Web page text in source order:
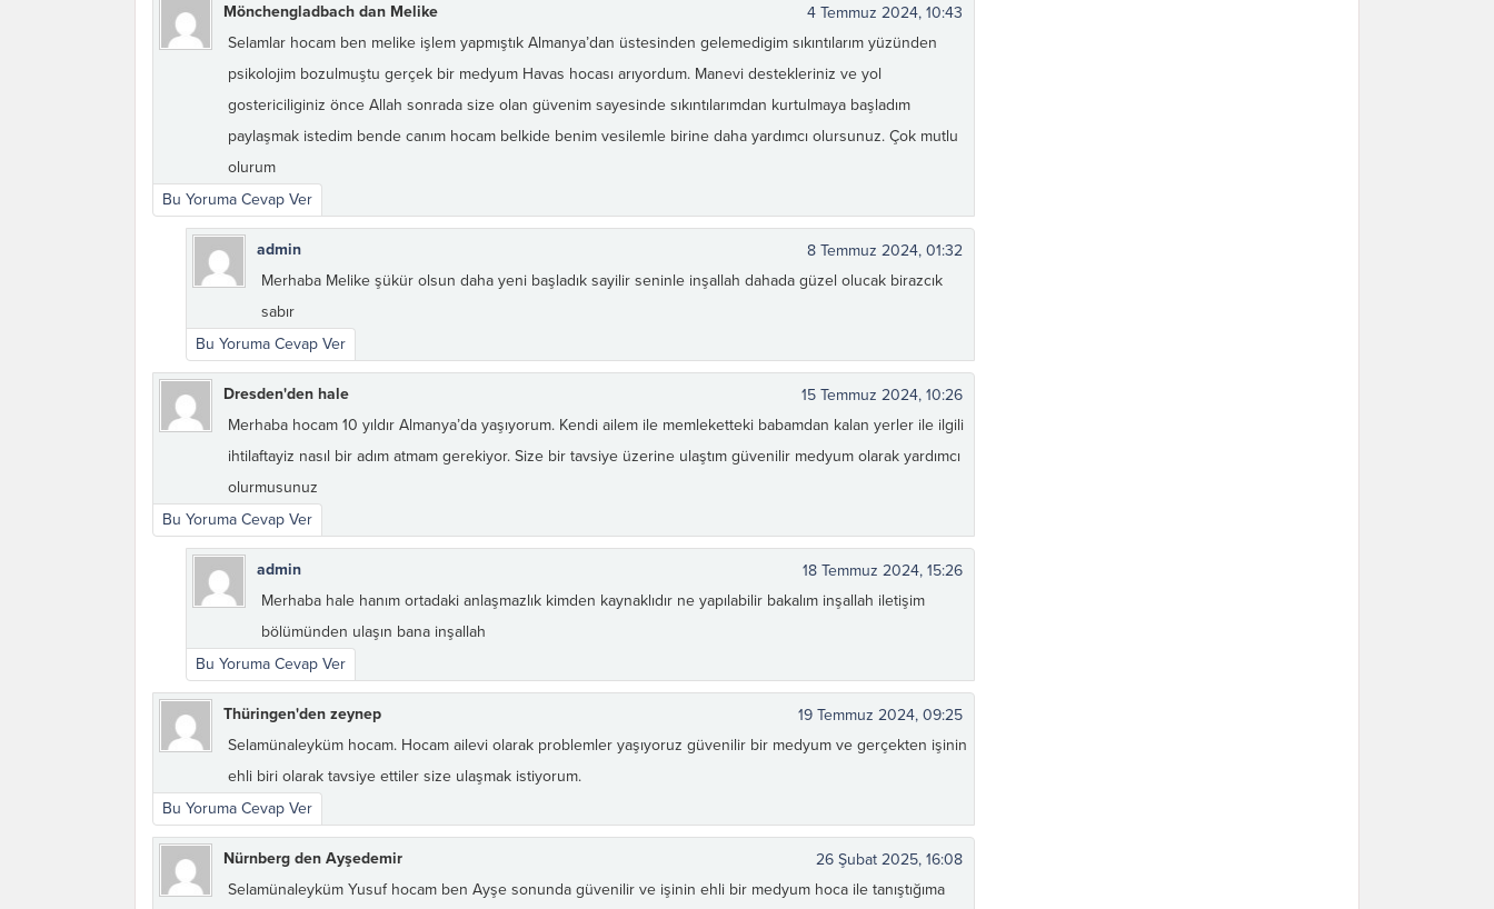
Mönchengladbach dan Melike
4 Temmuz 2024, 10:43
Selamlar hocam ben melike işlem yapmıştık Almanya’dan üstesinden gelemedigim sıkıntılarım yüzünden
psikolojim bozulmuştu gerçek bir medyum Havas hocası arıyordum. Manevi destekleriniz ve yol
gostericiliginiz önce Allah sonrada size olan güvenim sayesinde sıkıntılarımdan kurtulmaya başladım
paylaşmak istedim bende canım hocam belkide benim vesilemle birine daha yardımcı olursunuz. Çok mutlu
olurum
Bu Yoruma Cevap Ver
admin
8 Temmuz 2024, 01:32
Merhaba Melike şükür olsun daha yeni başladık sayilir seninle inşallah dahada güzel olucak birazcık
sabır
Bu Yoruma Cevap Ver
Dresden'den hale
15 Temmuz 2024, 10:26
Merhaba hocam 10 yıldır Almanya’da yaşıyorum. Kendi ailem ile memleketteki babamdan kalan yerler ile ilgili
ihtilaftayiz nasıl bir adım atmam gerekiyor. Size bir tavsiye üzerine ulaştım güvenilir medyum olarak yardımcı
olurmusunuz
Bu Yoruma Cevap Ver
admin
18 Temmuz 2024, 15:26
Merhaba hale hanım ortadaki anlaşmazlık kimden kaynaklıdır ne yapılabilir bakalım inşallah iletişim
bölümünden ulaşın bana inşallah
Bu Yoruma Cevap Ver
Thüringen'den zeynep
19 Temmuz 2024, 09:25
Selamünaleyküm hocam. Hocam ailevi olarak problemler yaşıyoruz güvenilir bir medyum ve gerçekten işinin
ehli biri olarak tavsiye ettiler size ulaşmak istiyorum.
Bu Yoruma Cevap Ver
Nürnberg den Ayşedemir
26 Şubat 2025, 16:08
Selamünaleyküm Yusuf hocam ben Ayşe sonunda güvenilir ve işinin ehli bir medyum hoca ile tanıştığıma